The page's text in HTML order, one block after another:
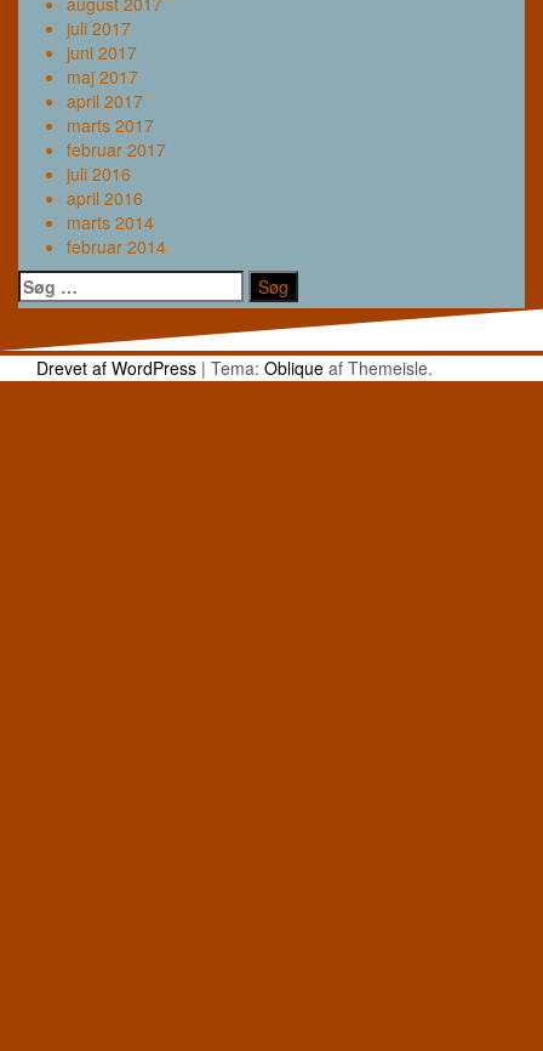
juli 2017
juni 2017
maj 2017
april 2017
marts 2017
februar 2017
juli 2016
april 2016
marts 2014
februar 2014
Søg
efter:
Drevet af WordPress | Tema: Oblique af Themeisle.